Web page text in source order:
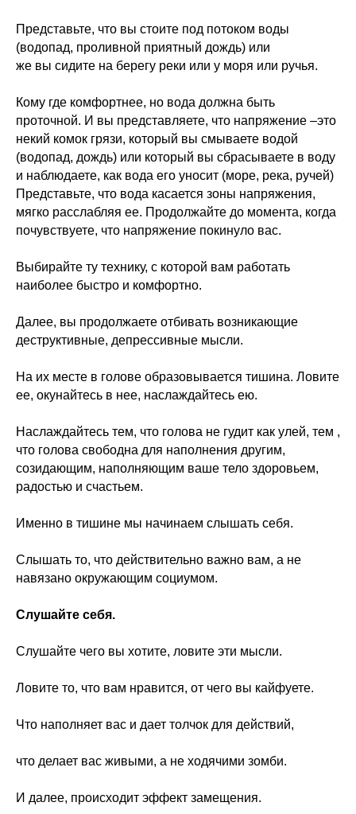
Представьте, что вы стоите под потоком воды
(водопад, проливной приятный дождь) или
же вы сидите на берегу реки или у моря или ручья.
Кому где комфортнее, но вода должна быть
проточной. И вы представляете, что напряжение –это
некий комок грязи, который вы смываете водой
(водопад, дождь) или который вы сбрасываете в воду
и наблюдаете, как вода его уносит (море, река, ручей)
Представьте, что вода касается зоны напряжения,
мягко расслабляя ее. Продолжайте до момента, когда
почувствуете, что напряжение покинуло вас.
Выбирайте ту технику, с которой вам работать
наиболее быстро и комфортно.
Далее, вы продолжаете отбивать возникающие
деструктивные, депрессивные мысли.
На их месте в голове образовывается тишина. Ловите
ее, окунайтесь в нее, наслаждайтесь ею.
Наслаждайтесь тем, что голова не гудит как улей, тем ,
что голова свободна для наполнения другим,
созидающим, наполняющим ваше тело здоровьем,
радостью и счастьем.
Именно в тишине мы начинаем слышать себя.
Слышать то, что действительно важно вам, а не
навязано окружающим социумом.
Слушайте себя.
Слушайте чего вы хотите, ловите эти мысли.
Ловите то, что вам нравится, от чего вы кайфуете.
Что наполняет вас и дает толчок для действий,
что делает вас живыми, а не ходячими зомби.
И далее, происходит эффект замещения.